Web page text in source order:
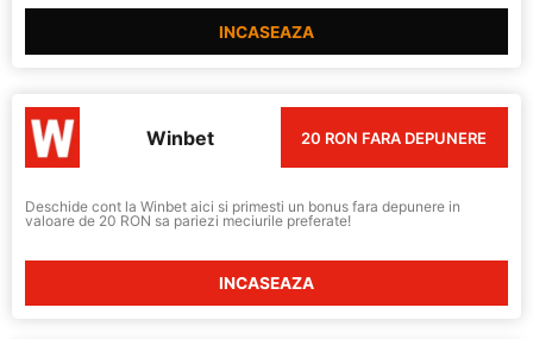
INCASEAZA
Winbet 20 RON FARA DEPUNERE
Deschide cont la Winbet aici si primesti un bonus fara depunere in
valoare de 20 RON sa pariezi meciurile preferate!
INCASEAZA